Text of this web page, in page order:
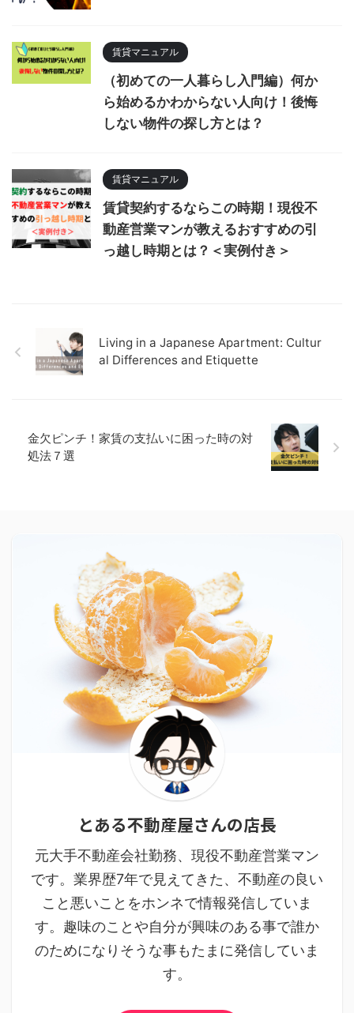
賃貸マニュアル
（初めての一人暮らし入門編）何か
ら始めるかわからない人向け！後悔
しない物件の探し方とは？
賃貸マニュアル
賃貸契約するならこの時期！現役不
動産営業マンが教えるおすすめの引
っ越し時期とは？＜実例付き＞
Living in a Japanese Apartment: Cultur
al Differences and Etiquette
金欠ピンチ！家賃の支払いに困った時の対
処法７選
とある不動産屋さんの店長
元大手不動産会社勤務、現役不動産営業マン
です。業界歴7年で見えてきた、不動産の良い
こと悪いことをホンネで情報発信していま
す。趣味のことや自分が興味のある事で誰か
のためになりそうな事もたまに発信していま
す。